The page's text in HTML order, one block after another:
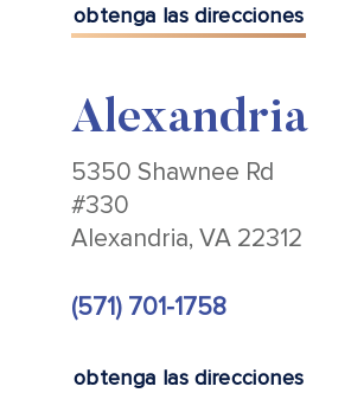
obtenga las direcciones
Alexandria
5350 Shawnee Rd
#330
Alexandria, VA 22312
(571) 701-1758
obtenga las direcciones